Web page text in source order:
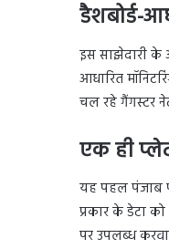
डैशबोर्ड-
इस साझेदारी के
आधारित
चल रहे गैंगस्टर
एक ही
यह पहल पंजाब
प्रकार के डेटा
पर उपलब्ध